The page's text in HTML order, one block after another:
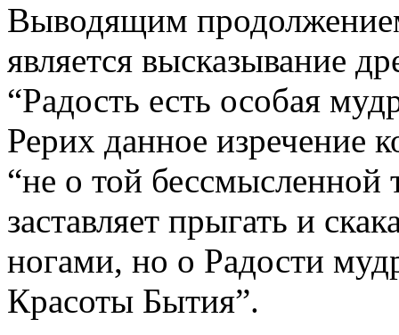
Выводящим
является высказывание
“Радость есть особая
Рерих данное изречение
“не о той бессмысленной
заставляет прыгать и
ногами, но о Радости
Красоты Бытия”.